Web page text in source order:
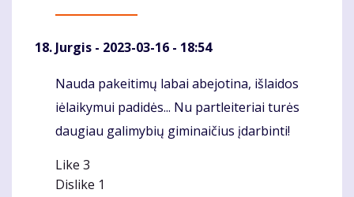
Jurgis - 2023-03-16 - 18:54
Komentaras
Nauda pakeitimų labai abejotina, išlaidos
iėlaikymui padidės... Nu partleiteriai turės
daugiau galimybių giminaičius įdarbinti!
Like 3
Dislike 1